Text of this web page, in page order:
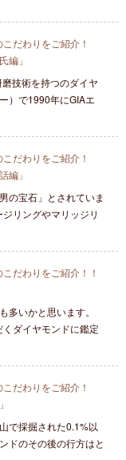
だわりをご紹介！
編」
技術を持つのダイヤ
）で1990年にGIAエ
だわりをご紹介！
編」
の宝石」とされていま
リングやマリッジリ
だわりをご紹介！！
多いかと思います。
ダイヤモンドに鑑定
だわりをご紹介！
で採掘された0.1%以
ドのその後の行方はと